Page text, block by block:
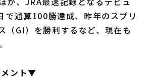
バファローズ
ンクホークス
で通算100勝達成、昨年のスプリ
（GⅠ）を勝利するなど、現在も
ント▼